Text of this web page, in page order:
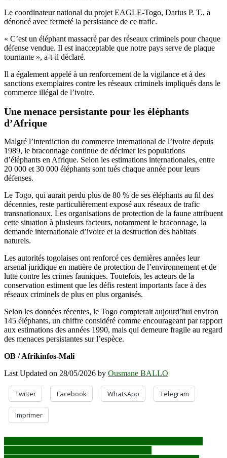
Le coordinateur national du projet EAGLE-Togo, Darius P. T., a
dénoncé avec fermeté la persistance de ce trafic.
« C’est un éléphant massacré par des réseaux criminels pour chaque
défense vendue. Il est inacceptable que notre pays serve de plaque
tournante », a-t-il déclaré.
Il a également appelé à un renforcement de la vigilance et à des
sanctions exemplaires contre les réseaux criminels impliqués dans le
commerce illégal de l’ivoire.
Une menace persistante pour les éléphants
d’Afrique
Malgré l’interdiction du commerce international de l’ivoire depuis
1989, le braconnage continue de décimer les populations
d’éléphants en Afrique. Selon les estimations internationales, entre
20 000 et 30 000 éléphants sont tués chaque année pour leurs
défenses.
Le Togo, qui aurait perdu plus de 80 % de ses éléphants au fil des
décennies, reste particulièrement exposé aux réseaux de trafic
transnationaux. Les organisations de protection de la faune attribuent
cette situation à plusieurs facteurs, notamment le braconnage, la
demande internationale d’ivoire et la destruction des habitats
naturels.
Les autorités togolaises ont renforcé ces dernières années leur
arsenal juridique en matière de protection de l’environnement et de
lutte contre les crimes fauniques. Toutefois, les acteurs de la
conservation estiment que les défis restent importants face à des
réseaux criminels de plus en plus organisés.
Selon les données récentes, le Togo compterait aujourd’hui environ
145 éléphants, un chiffre considéré comme encourageant par rapport
aux estimations des années 1990, mais qui demeure fragile au regard
des menaces persistantes sur l’espèce.
OB / Afrikinfos-Mali
Last Updated on 28/05/2026 by Ousmane BALLO
Twitter Facebook WhatsApp Telegram
Imprimer
Navigation